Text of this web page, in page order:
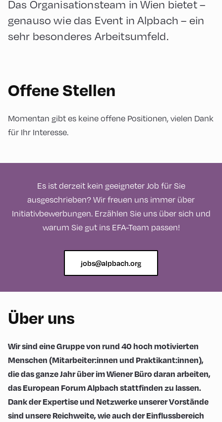
Das Organisationsteam in Wien bietet –
genauso wie das Event in Alpbach – ein
sehr besonderes Arbeitsumfeld.
Offene Stellen
Momentan gibt es keine offene Positionen, vielen Dank
für Ihr Interesse.
Es ist derzeit kein geeigneter Job für Sie
ausgeschrieben? Wir freuen uns immer über
Initiativbewerbungen. Erzählen Sie uns über sich und
warum Sie gut ins EFA-Team passen!
jobs@alpbach.org
Über uns
Wir sind eine Gruppe von rund 40 hoch motivierten
Menschen (Mitarbeiter:innen und Praktikant:innen),
die das ganze Jahr über im Wiener Büro daran arbeiten,
das European Forum Alpbach stattfinden zu lassen.
Dank der Expertise und Netzwerke unserer Vorstände
sind unsere Reichweite, wie auch der Einflussbereich